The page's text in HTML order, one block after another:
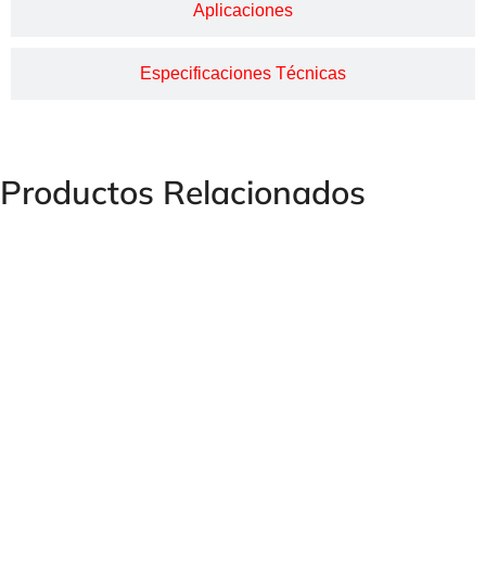
Aplicaciones
Especificaciones Técnicas
Productos Relacionados